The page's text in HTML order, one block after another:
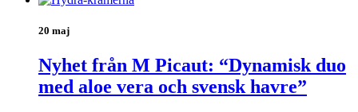
20 maj
Nyhet från M Picaut: “Dynamisk duo
med aloe vera och svensk havre”